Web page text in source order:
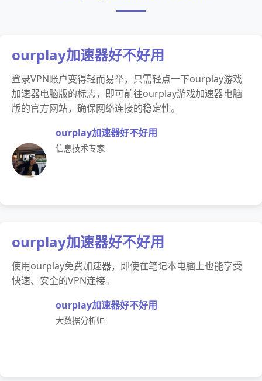
ourplay加速器好不好用
登录VPN账户变得轻而易举，只需轻点一下ourplay游戏
加速器电脑版的标志，即可前往ourplay游戏加速器电脑
版的官方网站，确保网络连接的稳定性。
ourplay加速器好不好用
信息技术专家
ourplay加速器好不好用
使用ourplay免费加速器，即使在笔记本电脑上也能享受
快速、安全的VPN连接。
ourplay加速器好不好用
大数据分析师